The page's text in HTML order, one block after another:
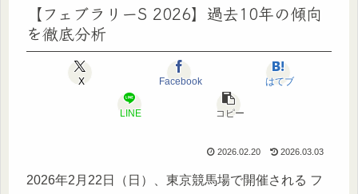
【フェブラリーS 2026】過去10年の傾向
を徹底分析
X Facebook はてブ
LINE コピー
2026.02.20 2026.03.03
2026年2月22日（日）、東京競馬場で開催される フ